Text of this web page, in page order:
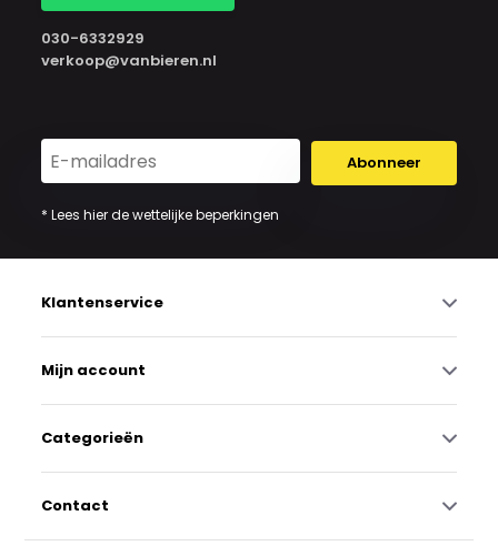
030-6332929
verkoop@vanbieren.nl
Abonneer
* Lees hier de wettelijke beperkingen
Klantenservice
Mijn account
Categorieën
Contact